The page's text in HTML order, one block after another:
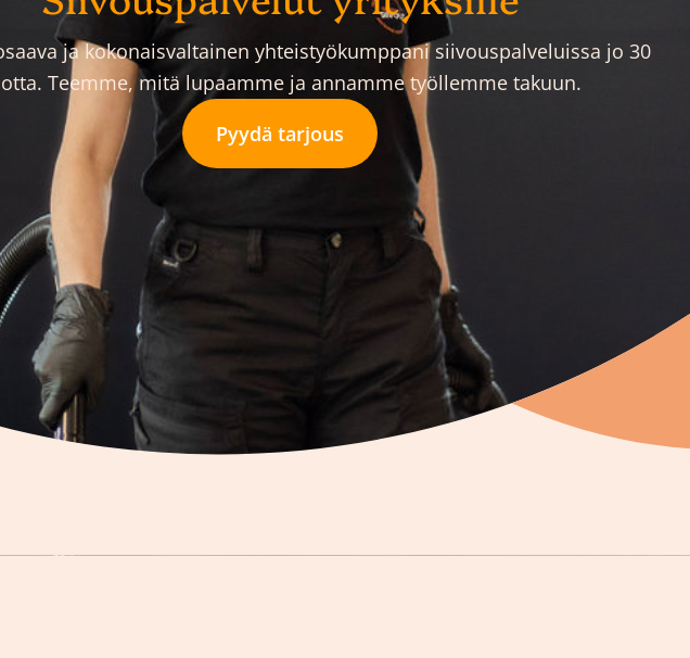
ja kokonaisvaltainen yhteistyökumppani siivouspalveluissa jo 30
Teemme, mitä lupaamme ja annamme työllemme takuun.
Pyydä tarjous